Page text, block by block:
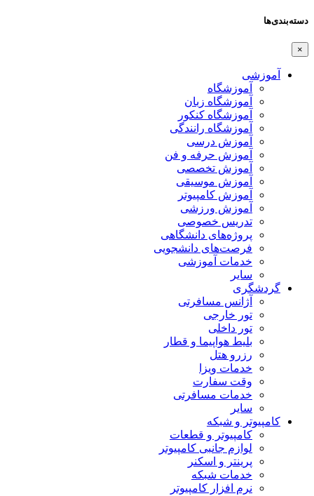
دسته‌بندی‌ها
×
آموزشی
آموزشگاه
آموزشگاه زبان
آموزشگاه کنکور
آموزشگاه رانندگی
آموزش درسی
آموزش حرفه و فن
آموزش تخصصی
آموزش موسیقی
آموزش کامپیوتر
آموزش ورزشی
تدریس خصوصی
پروژه‌های دانشگاهی
فرصت‌های دانشجویی
خدمات آموزشی
سایر
گردشگری
آژانس مسافرتی
تور خارجی
تور داخلی
بلیط هواپیما و قطار
رزرو هتل
خدمات ویزا
وقت سفارت
خدمات مسافرتی
سایر
کامپیوتر و شبکه
کامپیوتر و قطعات
لوازم جانبی کامپیوتر
پرینتر و اسکنر
خدمات شبکه
نرم افزار کامپیوتر